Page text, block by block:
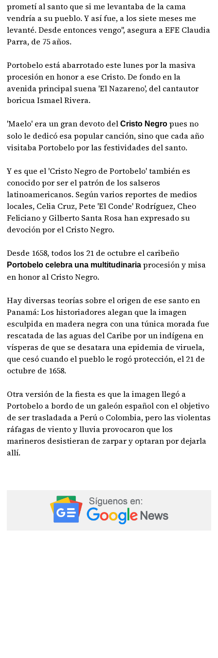
prometí al santo que si me levantaba de la cama
vendría a su pueblo. Y así fue, a los siete meses me
levanté. Desde entonces vengo", asegura a EFE Claudia
Parra, de 75 años.
Portobelo está abarrotado este lunes por la masiva
procesión en honor a ese Cristo. De fondo en la
avenida principal suena 'El Nazareno', del cantautor
boricua Ismael Rivera.
'Maelo' era un gran devoto delCristo Negro pues no
solo le dedicó esa popular canción, sino que cada año
visitaba Portobelo por las festividades del santo.
Y es que el 'Cristo Negro de Portobelo' también es
conocido por ser el patrón de los salseros
latinoamericanos. Según varios reportes de medios
locales, Celia Cruz, Pete 'El Conde' Rodríguez, Cheo
Feliciano y Gilberto Santa Rosa han expresado su
devoción por el Cristo Negro.
Desde 1658, todos los 21 de octubre el caribeño
Portobelo celebra una multitudinariaprocesión y misa
en honor al Cristo Negro.
Hay diversas teorías sobre el origen de ese santo en
Panamá: Los historiadores alegan que la imagen
esculpida en madera negra con una túnica morada fue
rescatada de las aguas del Caribe por un indígena en
vísperas de que se desatara una epidemia de viruela,
que cesó cuando el pueblo le rogó protección, el 21 de
octubre de 1658.
Otra versión de la fiesta es que la imagen llegó a
Portobelo a bordo de un galeón español con el objetivo
de ser trasladada a Perú o Colombia, pero las violentas
ráfagas de viento y lluvia provocaron que los
marineros desistieran de zarpar y optaran por dejarla
allí.